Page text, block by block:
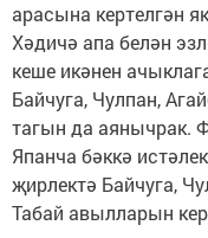
арасына кертелгән
Хәдичә апа белән
кеше икәнен
Байчуга, Чулпан,
тагын да аянычрак.
Япанча бәккә
җирлектә Байчуга,
Табай авылларын